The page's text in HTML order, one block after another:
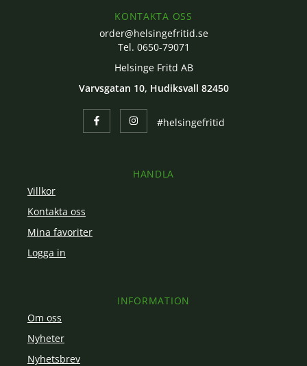
KONTAKTA OSS
order@helsingefritid.se
Tel. 0650-79071
Helsinge Fritd AB
Varvsgatan 10, Hudiksvall 82450
#helsingefritid
HANDLA
Villkor
Kontakta oss
Mina favoriter
Logga in
INFORMATION
Om oss
Nyheter
Nyhetsbrev